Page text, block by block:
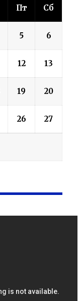
Пт Сб
5 6
12 13
19 20
26 27